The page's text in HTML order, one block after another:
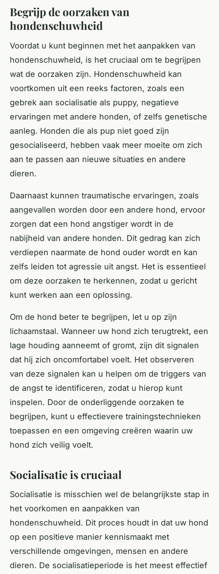
Begrijp de oorzaken van
hondenschuwheid
Voordat u kunt beginnen met het aanpakken van
hondenschuwheid, is het cruciaal om te begrijpen
wat de oorzaken zijn. Hondenschuwheid kan
voortkomen uit een reeks factoren, zoals een
gebrek aan socialisatie als puppy, negatieve
ervaringen met andere honden, of zelfs genetische
aanleg. Honden die als pup niet goed zijn
gesocialiseerd, hebben vaak meer moeite om zich
aan te passen aan nieuwe situaties en andere
dieren.
Daarnaast kunnen traumatische ervaringen, zoals
aangevallen worden door een andere hond, ervoor
zorgen dat een hond angstiger wordt in de
nabijheid van andere honden. Dit gedrag kan zich
verdiepen naarmate de hond ouder wordt en kan
zelfs leiden tot agressie uit angst. Het is essentieel
om deze oorzaken te herkennen, zodat u gericht
kunt werken aan een oplossing.
Om de hond beter te begrijpen, let u op zijn
lichaamstaal. Wanneer uw hond zich terugtrekt, een
lage houding aanneemt of gromt, zijn dit signalen
dat hij zich oncomfortabel voelt. Het observeren
van deze signalen kan u helpen om de triggers van
de angst te identificeren, zodat u hierop kunt
inspelen. Door de onderliggende oorzaken te
begrijpen, kunt u effectievere trainingstechnieken
toepassen en een omgeving creëren waarin uw
hond zich veilig voelt.
Socialisatie is cruciaal
Socialisatie is misschien wel de belangrijkste stap in
het voorkomen en aanpakken van
hondenschuwheid. Dit proces houdt in dat uw hond
op een positieve manier kennismaakt met
verschillende omgevingen, mensen en andere
dieren. De socialisatieperiode is het meest effectief